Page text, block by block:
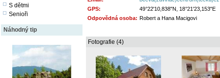
S dětmi
Senioři
Náhodný tip
GPS:
49°22'10,838"N, 18°21'23,153"E
Odpovědná osoba: Robert a Hana Macigovi
Fotografie (4)